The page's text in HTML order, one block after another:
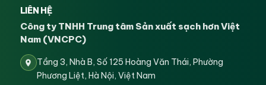
LIÊN HỆ
Công ty TNHH Trung tâm Sản xuất sạch hơn Việt
Nam (VNCPC)
Tầng 3, Nhà B, Số 125 Hoàng Văn Thái, Phường
Phương Liệt, Hà Nội, Việt Nam